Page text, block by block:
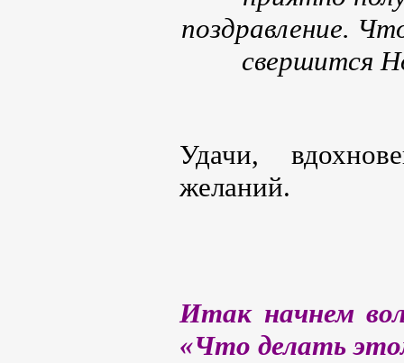
поздравление.
свершится
Удачи,
желаний.
Итак начнем
«Что делать